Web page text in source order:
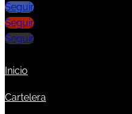
Seguir
Seguir
Seguir
Inicio
Cartelera